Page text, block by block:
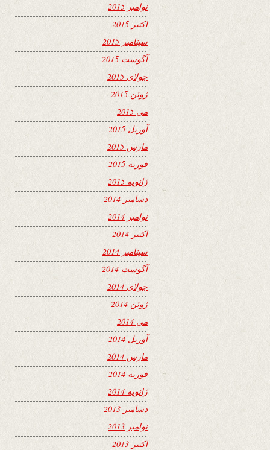
نوامبر 2015
اکتبر 2015
سپتامبر 2015
آگوست 2015
جولای 2015
ژوئن 2015
می 2015
آوریل 2015
مارس 2015
فوریه 2015
ژانویه 2015
دسامبر 2014
نوامبر 2014
اکتبر 2014
سپتامبر 2014
آگوست 2014
جولای 2014
ژوئن 2014
می 2014
آوریل 2014
مارس 2014
فوریه 2014
ژانویه 2014
دسامبر 2013
نوامبر 2013
اکتبر 2013